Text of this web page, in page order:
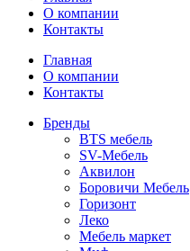
О компании
Контакты
Главная
О компании
Контакты
Бренды
BTS мебель
SV-Мебель
Аквилон
Боровичи Мебель
Горизонт
Леко
Мебель маркет